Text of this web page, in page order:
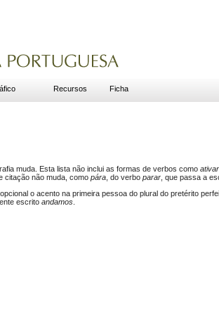
Recursos Ficha
muda. Esta lista não inclui as formas de verbos como ativar
citação não muda, como pára , do verbo parar , que passa a
o acento na primeira pessoa do plural do pretérito
escrito andamos